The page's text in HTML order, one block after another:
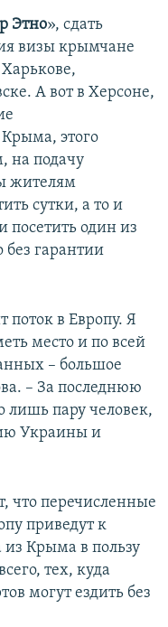
Этно», сдать
визы крымчане
А вот в Херсоне,
этого
на подачу
жителям
сутки, а то и
посетить один из
гарантии
поток в Европу. Я
место и по всей
– большое
– За последнюю
лишь пару человек,
Украины и
что перечисленные
приведут к
из Крыма в пользу
тех, куда
могут ездить без